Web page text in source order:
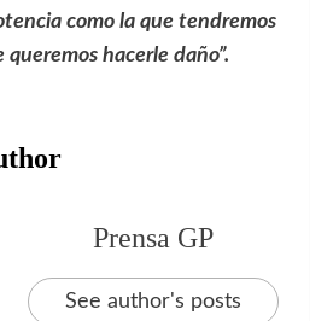
como la que tendremos
hacerle daño”.
Prensa GP
See author's posts